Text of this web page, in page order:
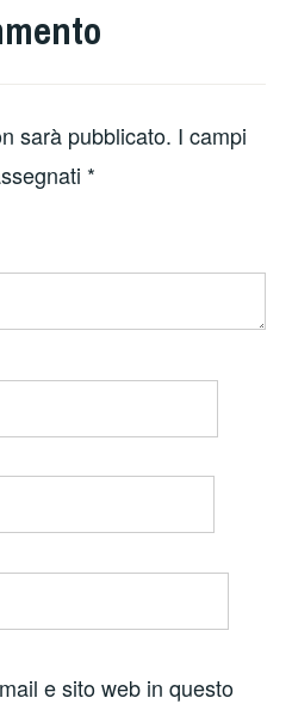
sarà pubblicato. I campi
*
e sito web in questo